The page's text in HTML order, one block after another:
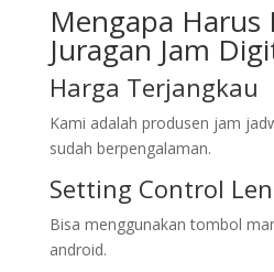
Mengapa Harus
Juragan Jam
Harga Terjangkau
Kami adalah produsen jam
sudah berpengalaman.
Setting Control
Bisa menggunakan tombol
android.